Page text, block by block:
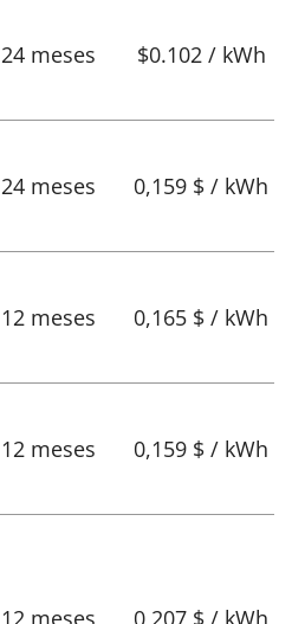
24 meses $0.102 / kWh
24 meses 0,159 $ / kWh
12 meses 0,165 $ / kWh
12 meses 0,159 $ / kWh
12 meses 0,207 $ / kWh